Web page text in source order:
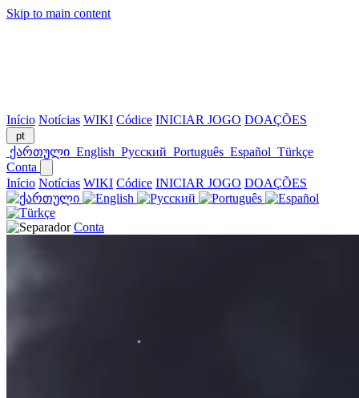
Skip to main content
Início Notícias WIKI Códice INICIAR JOGO DOAÇÕES
pt
ქართული English Русский Português Español Türkçe
Conta
Início Notícias WIKI Códice INICIAR JOGO DOAÇÕES
Conta